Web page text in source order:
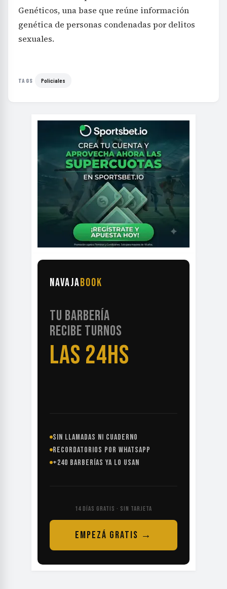
Genéticos, una base que reúne información
genética de personas condenadas por delitos
sexuales.
TAGS Policiales
NAVAJABOOK
TU BARBERÍA
RECIBE TURNOS
LAS 24HS
SIN LLAMADAS NI CUADERNO
RECORDATORIOS POR WHATSAPP
+240 BARBERÍAS YA LO USAN
14 DÍAS GRATIS · SIN TARJETA
EMPEZÁ GRATIS →